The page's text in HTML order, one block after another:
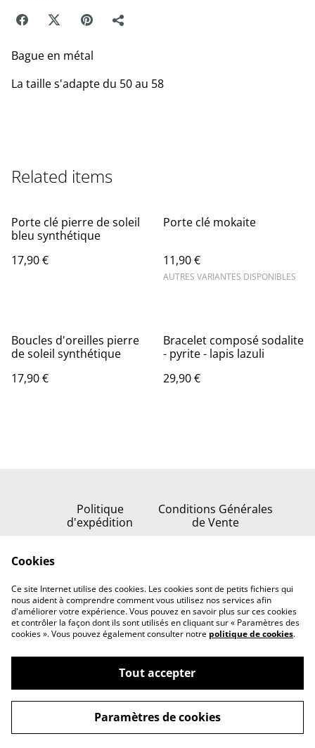
Bague en métal
La taille s'adapte du 50 au 58
Related items
Porte clé pierre de soleil
bleu synthétique
17,90 €
Porte clé mokaite
11,90 €
AUTRES VARIANTES DISPONIBLES
Boucles d'oreilles pierre
de soleil synthétique
17,90 €
Bracelet composé sodalite
- pyrite - lapis lazuli
29,90 €
Politique
d'expédition
Conditions Générales
de Vente
Nous contacter
©2026Serenata della stella
powered by
Cookies
Ce site Internet utilise des cookies. Les cookies sont de petits fichiers qui
nous aident à comprendre comment vous utilisez nos services afin
d'améliorer votre expérience. Vous pouvez en savoir plus sur ces cookies
et contrôler la façon dont ils sont utilisés en cliquant sur « Paramètres des
cookies ». Vous pouvez également consulter notre politique de cookies.
Tout accepter
Paramètres de cookies